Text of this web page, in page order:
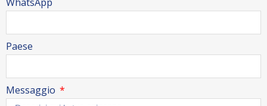
Paese
Messaggio